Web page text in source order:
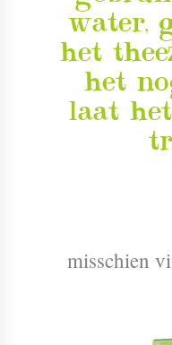
water,
het
het
laat
misschien